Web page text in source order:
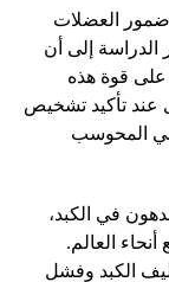
ضمور العضلات
الدراسة إلى أن
قوة هذه
عند تأكيد تشخيص
المحوسب
في الكبد،
العالم.
الكبد وفشل